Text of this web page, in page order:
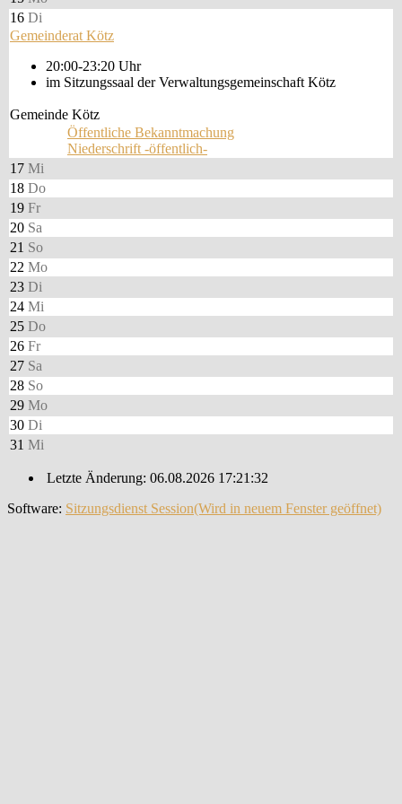
16 Di
Gemeinderat Kötz
20:00-23:20 Uhr
im Sitzungssaal der Verwaltungsgemeinschaft Kötz
Gemeinde Kötz
Öffentliche Bekanntmachung
Niederschrift -öffentlich-
17 Mi
18 Do
19 Fr
20 Sa
21 So
22 Mo
23 Di
24 Mi
25 Do
26 Fr
27 Sa
28 So
29 Mo
30 Di
31 Mi
Letzte Änderung: 06.08.2026 17:21:32
Software: Sitzungsdienst Session(Wird in neuem Fenster geöffnet)